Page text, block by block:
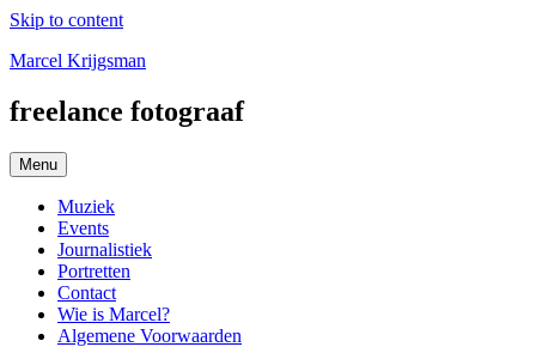
Skip to content
Marcel Krijgsman
freelance fotograaf
Menu
Muziek
Events
Journalistiek
Portretten
Contact
Wie is Marcel?
Algemene Voorwaarden